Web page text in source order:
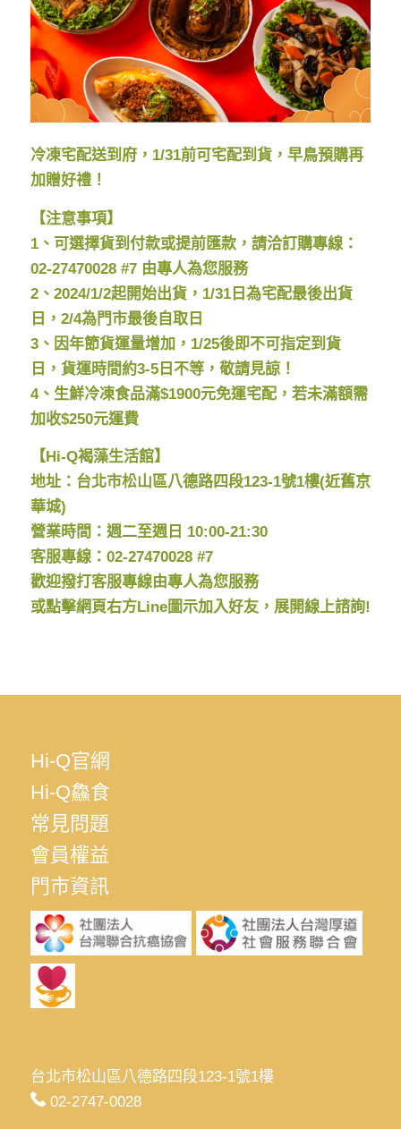
冷凍宅配送到府，1/31前可宅配到貨，早鳥預購再
加贈好禮！
【注意事項】
1、可選擇貨到付款或提前匯款，請洽訂購專線：
02-27470028 #7 由專人為您服務
2、2024/1/2起開始出貨，1/31日為宅配最後出貨
日，2/4為門市最後自取日
3、因年節貨運量增加，1/25後即不可指定到貨
日，貨運時間約3-5日不等，敬請見諒！
4、生鮮冷凍食品滿$1900元免運宅配，若未滿額需
加收$250元運費
【Hi-Q褐藻生活館】
地址：台北市松山區八德路四段123-1號1樓(近舊京
華城)
營業時間：週二至週日 10:00-21:30
客服專線：02-27470028 #7
歡迎撥打客服專線由專人為您服務
或點擊網頁右方Line圖示加入好友，展開線上諮詢!
Hi-Q官網
Hi-Q鱻食
常見問題
會員權益
門市資訊
台北市松山區八德路四段123-1號1樓
02-2747-0028